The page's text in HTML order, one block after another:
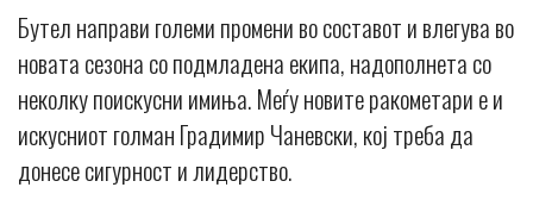
Бутел направи големи промени во составот и влегува во
новата сезона со подмладена екипа, надополнета со
неколку поискусни имиња. Меѓу новите ракометари е и
искусниот голман Градимир Чаневски, кој треба да
донесе сигурност и лидерство.